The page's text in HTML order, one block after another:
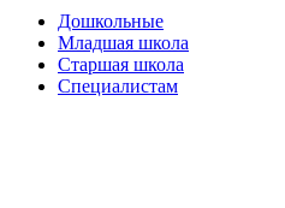
Дошкольные
Младшая школа
Старшая школа
Специалистам